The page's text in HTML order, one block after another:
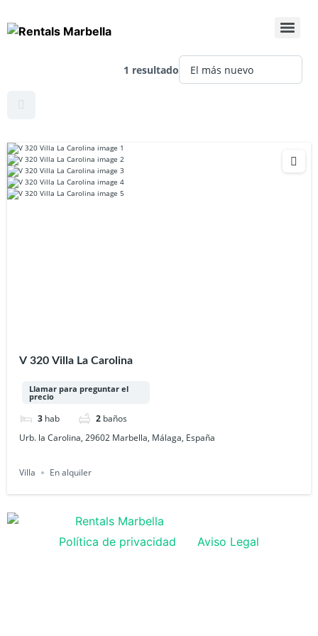
1 resultado
V 320 Villa La Carolina
Llamar para preguntar el
precio
3 hab 2 baños
Urb. la Carolina, 29602 Marbella, Málaga, España
Villa En alquiler
Política de privacidad Aviso Legal